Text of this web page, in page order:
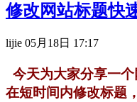
修改网站标题快
lijie 05月18日 17:17
今天为大家分享一
在短时间内修改标题